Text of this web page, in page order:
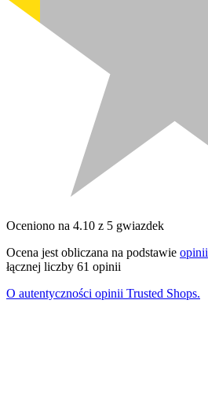
Oceniono na 4.10 z 5 gwiazdek
Ocena jest obliczana na podstawie opinii
łącznej liczby 61 opinii
O autentyczności opinii Trusted Shops.